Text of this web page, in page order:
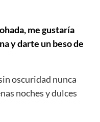
me gustaría
y darte un beso de
oscuridad nunca
noches y dulces